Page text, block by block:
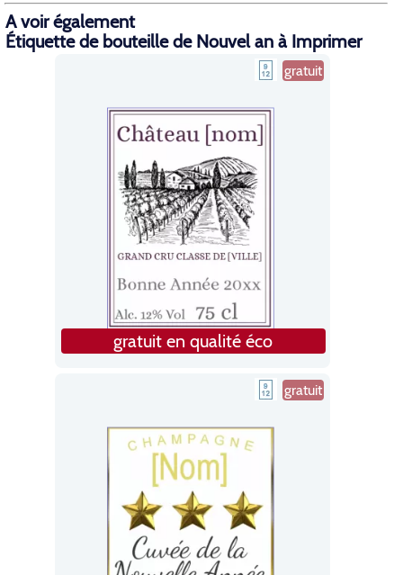
A voir également
Étiquette de bouteille de Nouvel an à Imprimer
gratuit
gratuit en qualité éco
gratuit